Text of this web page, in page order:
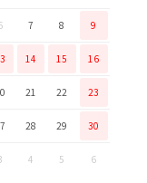
7 8 9
14 15 16
21 22 23
28 29 30
4 5 6